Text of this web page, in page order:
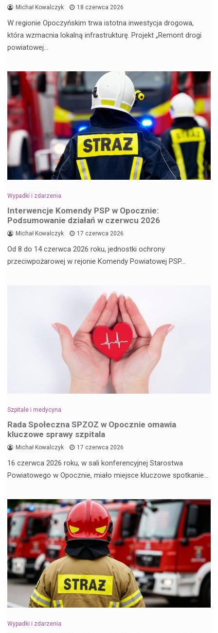
Michał Kowalczyk 18 czerwca 2026
W regionie Opoczyńskim trwa istotna inwestycja drogowa,
która wzmacnia lokalną infrastrukturę. Projekt „Remont drogi
powiatowej…
Wypadki i zdarzenia
Interwencje Komendy PSP w Opocznie:
Podsumowanie działań w czerwcu 2026
Michał Kowalczyk 17 czerwca 2026
Od 8 do 14 czerwca 2026 roku, jednostki ochrony
przeciwpożarowej w rejonie Komendy Powiatowej PSP…
Szpitale i medycyna
Rada Społeczna SPZOZ w Opocznie omawia
kluczowe sprawy szpitala
Michał Kowalczyk 17 czerwca 2026
16 czerwca 2026 roku, w sali konferencyjnej Starostwa
Powiatowego w Opocznie, miało miejsce kluczowe spotkanie…
Wypadki i zdarzenia